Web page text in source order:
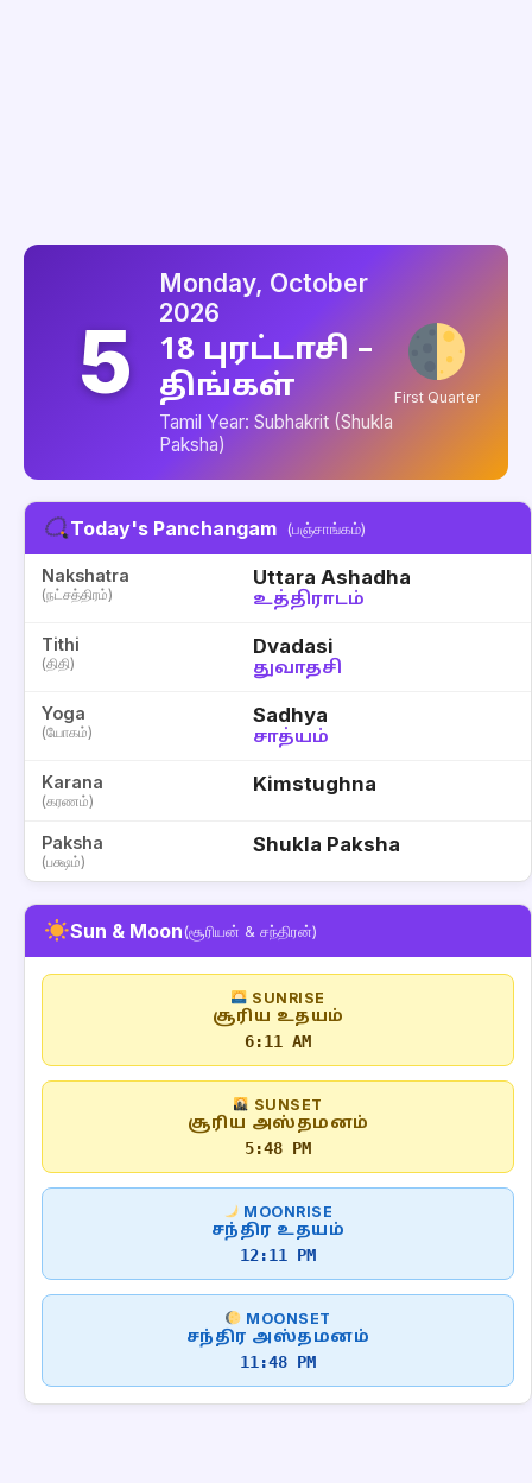
5
Monday, October
2026
18 புரட்டாசி –
திங்கள்
Tamil Year: Subhakrit (Shukla
Paksha)
First Quarter
Today's Panchangam (பஞ்சாங்கம்)
Nakshatra
(நட்சத்திரம்)
Uttara Ashadha
உத்திராடம்
Tithi
(திதி)
Dvadasi
துவாதசி
Yoga
(யோகம்)
Sadhya
சாத்யம்
Karana
(கரணம்)
Kimstughna
Paksha
(பக்ஷம்)
Shukla Paksha
Sun & Moon(சூரியன் & சந்திரன்)
SUNRISE
சூரிய உதயம்
6:11 AM
SUNSET
சூரிய அஸ்தமனம்
5:48 PM
MOONRISE
சந்திர உதயம்
12:11 PM
MOONSET
சந்திர அஸ்தமனம்
11:48 PM